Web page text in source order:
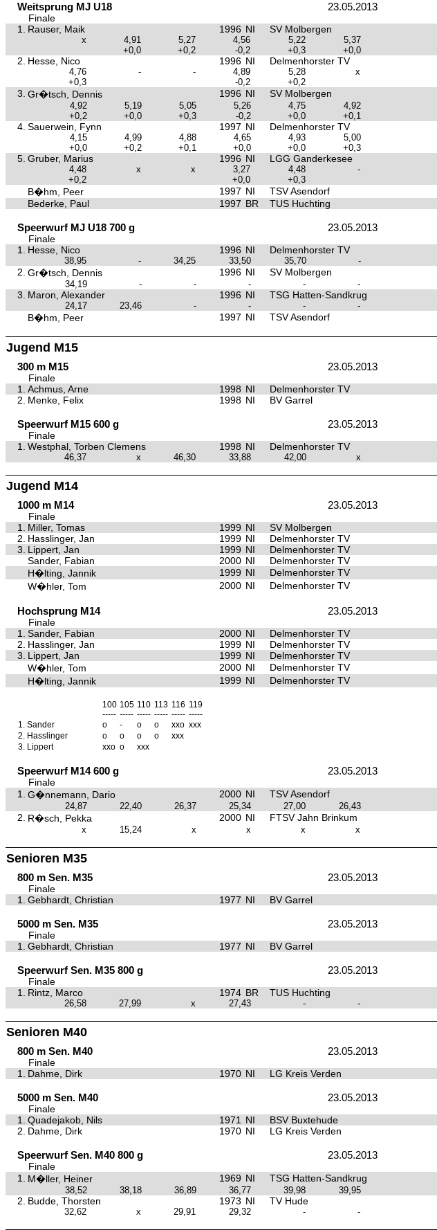
Weitsprung MJ U18 23.05.2013
Finale
1.
Rauser, Maik 1996 NI SV Molbergen
x
4,91 5,27 4,56 5,22
5,37
+0,0
+0,2 -0,2 +0,3 +0,0
2. Hesse, Nico 1996 NI Delmenhorster TV
4,76
- - 4,89 5,28
x
+0,3
-0,2 +0,2
3. Gr�tsch, Dennis 1996 NI SV Molbergen
4,92
5,19 5,05 5,26 4,75
4,92
+0,2
+0,0 +0,3 -0,2 +0,0 +0,1
4. Sauerwein, Fynn 1997 NI Delmenhorster TV
4,15
4,99 4,88 4,65 4,93
5,00
+0,0
+0,2 +0,1 +0,0 +0,0 +0,3
5. Gruber, Marius 1996 NI LGG Ganderkesee
4,48
x x 3,27 4,48
-
+0,2
+0,0 +0,3
B�hm, Peer 1997 NI TSV Asendorf
Bederke, Paul
1997 BR TUS Huchting
Speerwurf MJ U18 700 g 23.05.2013
Finale
1.
Hesse, Nico 1996 NI Delmenhorster TV
38,95
- 34,25 33,50 35,70 -
2. Gr�tsch, Dennis 1996 NI SV Molbergen
34,19
- - - - -
3. Maron, Alexander 1996 NI TSG Hatten-Sandkrug
24,17
23,46 - - - -
B�hm, Peer 1997 NI TSV Asendorf
Jugend M15
300 m M15 23.05.2013
Finale
1.
Achmus, Arne 1998 NI Delmenhorster TV
2. Menke, Felix 1998 NI BV Garrel
Speerwurf M15 600 g 23.05.2013
Finale
1.
Westphal, Torben Clemens 1998 NI Delmenhorster TV
46,37
x 46,30 33,88 42,00 x
Jugend M14
1000 m M14 23.05.2013
Finale
1.
Miller, Tomas 1999 NI SV Molbergen
2. Hasslinger, Jan 1999 NI Delmenhorster TV
3. Lippert, Jan 1999 NI Delmenhorster TV
Sander, Fabian 2000 NI Delmenhorster TV
H�lting, Jannik
1999 NI Delmenhorster TV
W�hler, Tom
2000 NI Delmenhorster TV
Hochsprung M14 23.05.2013
Finale
1.
Sander, Fabian 2000 NI Delmenhorster TV
2. Hasslinger, Jan 1999 NI Delmenhorster TV
3. Lippert, Jan 1999 NI Delmenhorster TV
W�hler, Tom 2000 NI Delmenhorster TV
H�lting, Jannik
1999 NI Delmenhorster TV
100 105 110 113 116 119
----- ----- ----- ----- ----- -----
1. Sander o - o o xxo xxx
2. Hasslinger o o o o
xxx
3. Lippert xxo o xxx
Speerwurf M14 600 g 23.05.2013
Finale
1.
G�nnemann, Dario 2000 NI TSV Asendorf
24,87
22,40 26,37 25,34 27,00 26,43
2. R�sch, Pekka 2000 NI FTSV Jahn Brinkum
x
15,24 x x x x
Senioren M35
800 m Sen. M35 23.05.2013
Finale
1.
Gebhardt, Christian 1977 NI BV Garrel
5000 m Sen. M35 23.05.2013
Finale
1.
Gebhardt, Christian 1977 NI BV Garrel
Speerwurf Sen. M35 800 g 23.05.2013
Finale
1.
Rintz, Marco 1974 BR TUS Huchting
26,58
27,99 x 27,43 - -
Senioren M40
800 m Sen. M40 23.05.2013
Finale
1.
Dahme, Dirk 1970 NI LG Kreis Verden
5000 m Sen. M40 23.05.2013
Finale
1.
Quadejakob, Nils 1971 NI BSV Buxtehude
2. Dahme, Dirk 1970 NI LG Kreis Verden
Speerwurf Sen. M40 800 g 23.05.2013
Finale
1.
M�ller, Heiner 1969 NI TSG Hatten-Sandkrug
38,52
38,18 36,89 36,77 39,98 39,95
2. Budde, Thorsten 1973 NI TV Hude
32,62
x 29,91 29,32 - -